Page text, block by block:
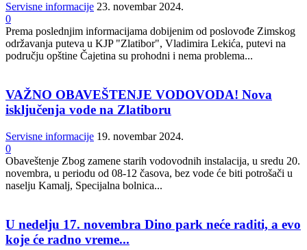
Servisne informacije 23. novembar 2024.
0
Prema poslednjim informacijama dobijenim od poslovođe Zimskog
održavanja puteva u KJP "Zlatibor", Vladimira Lekića, putevi na
području opštine Čajetina su prohodni i nema problema...
VAŽNO OBAVEŠTENJE VODOVODA! Nova
isključenja vode na Zlatiboru
Servisne informacije 19. novembar 2024.
0
Obaveštenje Zbog zamene starih vodovodnih instalacija, u sredu 20.
novembra, u periodu od 08-12 časova, bez vode će biti potrošači u
naselju Kamalj, Specijalna bolnica...
U nedelju 17. novembra Dino park neće raditi, a evo
koje će radno vreme...